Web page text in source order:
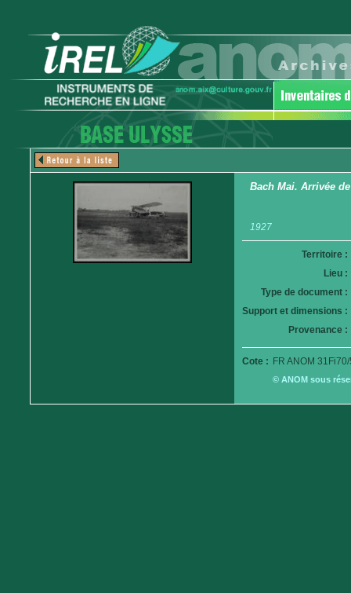
Bach Mai. Arrivée
1927
Territoire :
Lieu :
Type de document :
Support et dimensions :
Provenance :
Cote : FR ANOM
© ANOM sous